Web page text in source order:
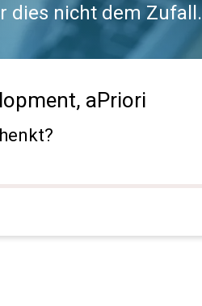
dies nicht dem Zufall.
aPriori